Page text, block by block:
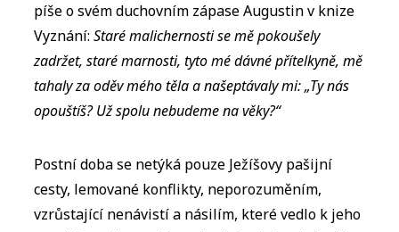
píše o svém duchovním zápase Augustin v knize
Vyznání:Staré malichernosti se mě pokoušely
zadržet, staré marnosti, tyto mé dávné přítelkyně, mě
tahaly za oděv mého těla a našeptávaly mi: „Ty nás
opouštíš? Už spolu nebudeme na věky?“
Postní doba se netýká pouze Ježíšovy pašijní
cesty, lemované konflikty, neporozuměním,
vzrůstající nenávistí a násilím, které vedlo k jeho